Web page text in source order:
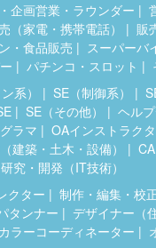
企画営業・ラウンダー
（家電・携帯電話）
販
・食品販売
スーパーバ
パチンコ・スロット
系） SE（制御系）
SE（その他）
ヘル
ラマ
OAインストラク
建築・土木・設備）
研究・開発（IT技術）
クター
制作・編集・校
タンナー
デザイナー（
カラーコーディネーター